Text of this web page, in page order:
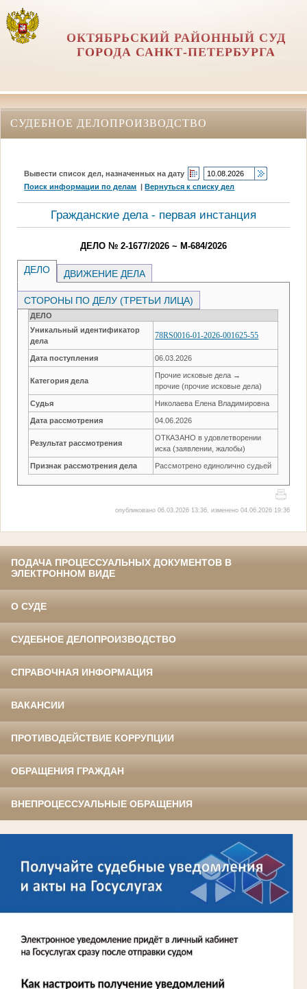
ОКТЯБРЬСКИЙ РАЙОННЫЙ СУД
ГОРОДА САНКТ-ПЕТЕРБУРГА
СУДЕБНОЕ ДЕЛОПРОИЗВОДСТВО
Вывести список дел, назначенных на дату
Поиск информации по делам |Вернуться к списку дел
Гражданские дела - первая инстанция
ДЕЛО № 2-1677/2026 ~ М-684/2026
ДЕЛО ДВИЖЕНИЕ ДЕЛА
СТОРОНЫ ПО ДЕЛУ (ТРЕТЬИ ЛИЦА)
ДЕЛО
Уникальный идентификатор
дела
78RS0016-01-2026-001625-55
Дата поступления 06.03.2026
Категория дела
Прочие исковые дела →
прочие (прочие исковые дела)
Судья Николаева Елена Владимировна
Дата рассмотрения 04.06.2026
Результат рассмотрения
ОТКАЗАНО в удовлетворении
иска (заявлении, жалобы)
Признак рассмотрения дела Рассмотрено единолично судьей
опубликовано 06.03.2026 13:36, изменено 04.06.2026 19:36
ПОДАЧА ПРОЦЕССУАЛЬНЫХ ДОКУМЕНТОВ В
ЭЛЕКТРОННОМ ВИДЕ
О СУДЕ
СУДЕБНОЕ ДЕЛОПРОИЗВОДСТВО
СПРАВОЧНАЯ ИНФОРМАЦИЯ
ВАКАНСИИ
ПРОТИВОДЕЙСТВИЕ КОРРУПЦИИ
ОБРАЩЕНИЯ ГРАЖДАН
ВНЕПРОЦЕССУАЛЬНЫЕ ОБРАЩЕНИЯ